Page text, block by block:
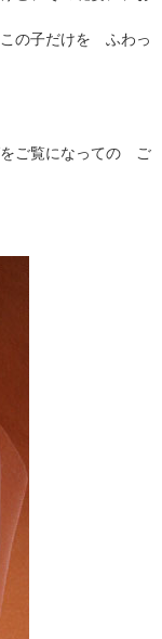
の子だけを ふわっ
ご覧になっての ご